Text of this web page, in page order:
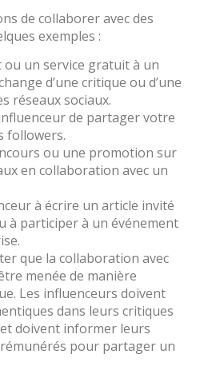
de collaborer avec des
exemples :
un service gratuit à un
d’une critique ou d’une
réseaux sociaux.
de partager votre
followers.
ou une promotion sur
en collaboration avec un
à écrire un article invité
à participer à un événement
que la collaboration avec
menée de manière
Les influenceurs doivent
dans leurs critiques
doivent informer leurs
pour partager un